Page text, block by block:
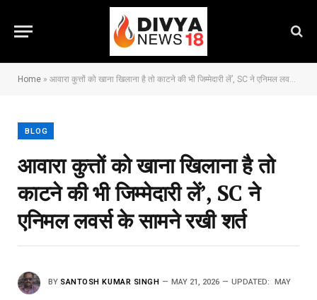
Home » आवारा कुत्तों को खाना खिलाना है तो काटने की भी जिम्मेदारी लें’, SC ने एनिमल लवर्स के सामने रखी शर्त
BLOG
आवारा कुत्तों को खाना खिलाना है तो
काटने की भी जिम्मेदारी लें’, SC ने
एनिमल लवर्स के सामने रखी शर्त
BY SANTOSH KUMAR SINGH MAY 21, 2026 UPDATED: MAY